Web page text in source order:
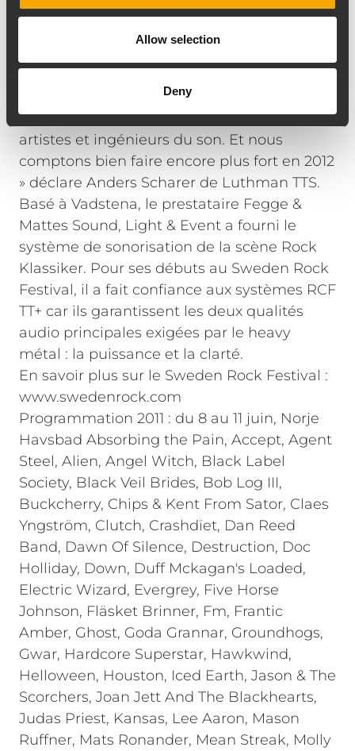
Allow selection
Deny
mondiale du heavy métal.
Cette année marquait la première
notamment en termes de puissance et de
clarté sonores comme l'ont souligné tous les
artistes et ingénieurs du son. Et nous
comptons bien faire encore plus fort en 2012
» déclare Anders Scharer de Luthman TTS.
Basé à Vadstena, le prestataire Fegge &
Mattes Sound, Light & Event a fourni le
système de sonorisation de la scène Rock
Klassiker. Pour ses débuts au Sweden Rock
Festival, il a fait confiance aux systèmes RCF
TT+ car ils garantissent les deux qualités
audio principales exigées par le heavy
métal : la puissance et la clarté.
En savoir plus sur le Sweden Rock Festival :
www.swedenrock.com
Programmation 2011 : du 8 au 11 juin, Norje
Havsbad Absorbing the Pain, Accept, Agent
Steel, Alien, Angel Witch, Black Label
Society, Black Veil Brides, Bob Log III,
Buckcherry, Chips & Kent From Sator, Claes
Yngström, Clutch, Crashdïet, Dan Reed
Band, Dawn Of Silence, Destruction, Doc
Holliday, Down, Duff Mckagan's Loaded,
Electric Wizard, Evergrey, Five Horse
Johnson, Fläsket Brinner, Fm, Frantic
Amber, Ghost, Goda Grannar, Groundhogs,
Gwar, Hardcore Superstar, Hawkwind,
Helloween, Houston, Iced Earth, Jason & The
Scorchers, Joan Jett And The Blackhearts,
Judas Priest, Kansas, Lee Aaron, Mason
Ruffner, Mats Ronander, Mean Streak, Molly